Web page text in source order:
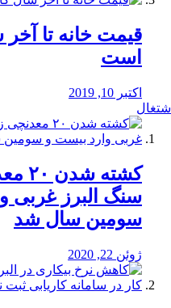
قیمت خانه تا
است
اکتبر 10, 2019
اشتغال
سنگ البرز غربی
سومین سال شد
ژوئن 22, 2020